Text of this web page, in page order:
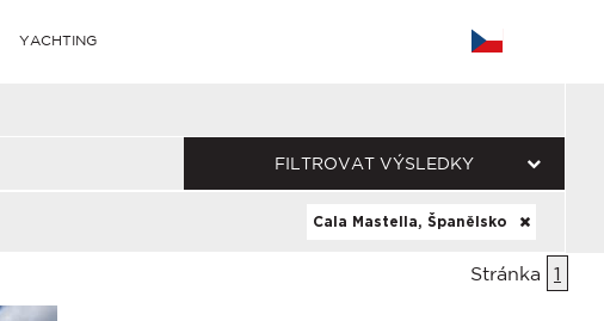
YACHTING
FILTROVAT VÝSLEDKY
Cala Mastella, Španělsko
Stránka 1